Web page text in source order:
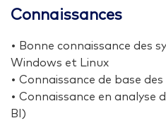
Connaissances
• Bonne connaissance des
Windows et Linux
• Connaissance de base
• Connaissance en analyse
BI)